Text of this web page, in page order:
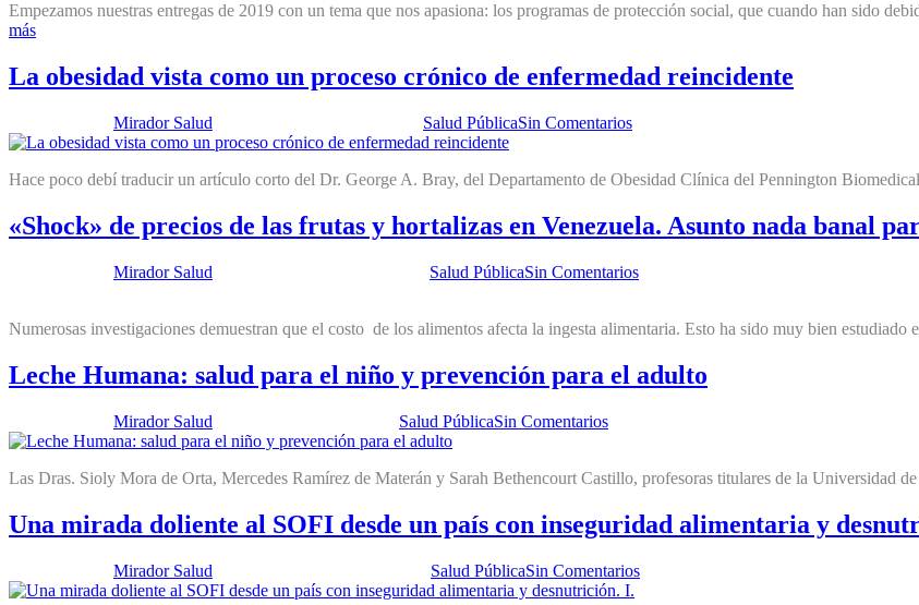
Empezamos nuestras entregas de 2019 con un tema que nos apasiona: los programas de protección social, que cuando han sido
más
La obesidad vista como un proceso crónico de enfermedad reincidente
Mirador Salud Salud PúblicaSin Comentarios
Hace poco debí traducir un artículo corto del Dr. George A. Bray, del Departamento de Obesidad Clínica del Pennington
«Shock» de precios de las frutas y hortalizas en Venezuela. Asunto nada banal
Mirador Salud Salud PúblicaSin Comentarios
Numerosas investigaciones demuestran que el costo de los alimentos afecta la ingesta alimentaria. Esto ha sido muy bien estudiado
Leche Humana: salud para el niño y prevención para el adulto
Mirador Salud Salud PúblicaSin Comentarios
Las Dras. Sioly Mora de Orta, Mercedes Ramírez de Materán y Sarah Bethencourt Castillo, profesoras titulares de la Universidad
Una mirada doliente al SOFI desde un país con inseguridad alimentaria y
Mirador Salud Salud PúblicaSin Comentarios